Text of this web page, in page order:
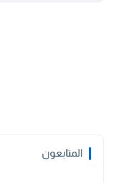
المتابعون